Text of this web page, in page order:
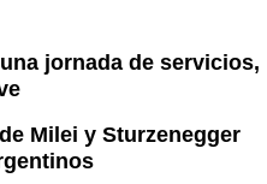
jornada de servicios,
Milei y Sturzenegger